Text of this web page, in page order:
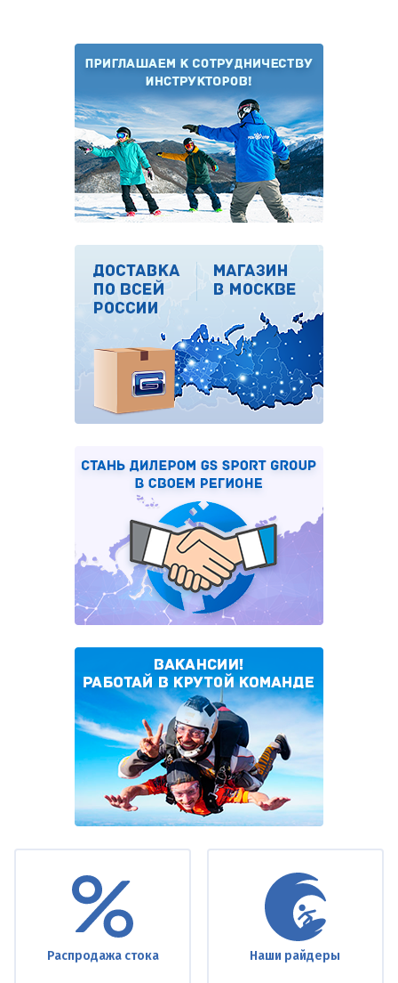
Распродажа стока Наши райдеры